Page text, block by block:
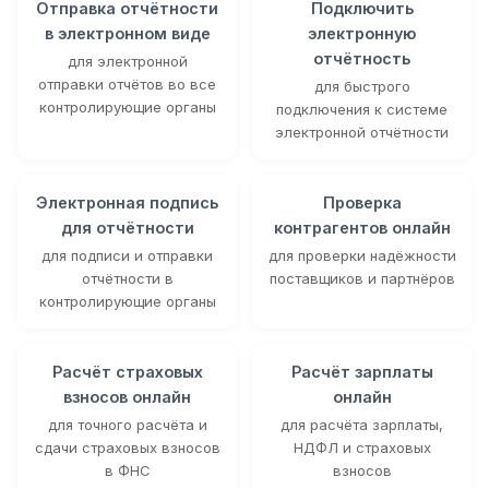
Отправка отчётности
в электронном виде
для электронной
отправки отчётов во все
контролирующие органы
Подключить
электронную
отчётность
для быстрого
подключения к системе
электронной отчётности
Электронная подпись
для отчётности
для подписи и отправки
отчётности в
контролирующие органы
Проверка
контрагентов онлайн
для проверки надёжности
поставщиков и партнёров
Расчёт страховых
взносов онлайн
для точного расчёта и
сдачи страховых взносов
в ФНС
Расчёт зарплаты
онлайн
для расчёта зарплаты,
НДФЛ и страховых
взносов